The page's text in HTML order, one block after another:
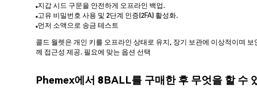
지갑 시드 구문을 안전하게 오프라인 백업.
고유 비밀번호 사용 및 2단계 인증(2FA) 활성화.
먼저 소액으로 송금 테스트
콜드 월렛은 개인 키를 오프라인 상태로 유지, 장기 보관에 이상적이며
께 접근성 제공. 필요에 맞는 옵션 선택
Phemex에서 8BALL를 구매한 후 무엇을 할 수